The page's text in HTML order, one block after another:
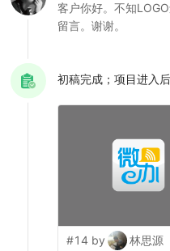
客户你好。不知
留言。谢谢。
初稿完成；项目进入
#14 by 林思源